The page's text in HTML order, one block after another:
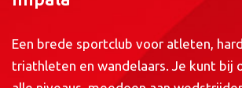
Een brede sportclub voor atleten,
triathleten en wandelaars. Je kunt bij